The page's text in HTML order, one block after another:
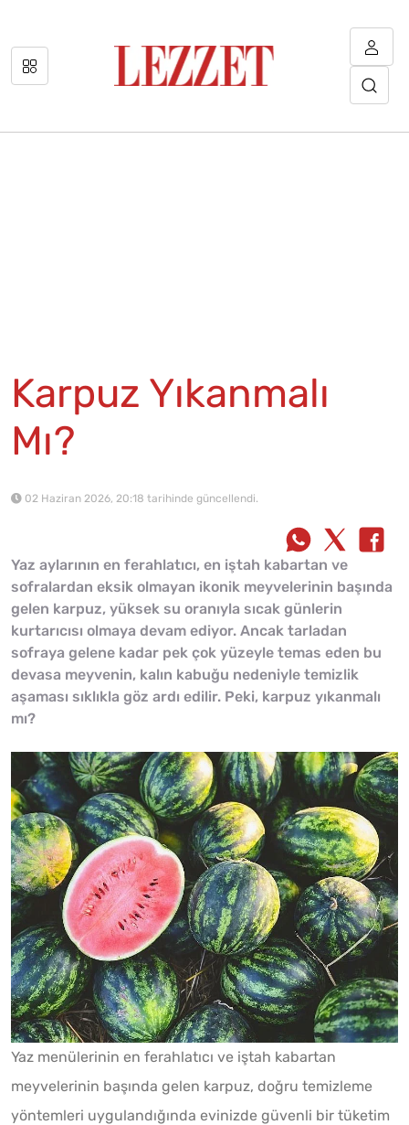
Karpuz Yıkanmalı
Mı?
02 Haziran 2026, 20:18 tarihinde güncellendi.
Yaz aylarının en ferahlatıcı, en iştah kabartan ve
sofralardan eksik olmayan ikonik meyvelerinin başında
gelen karpuz, yüksek su oranıyla sıcak günlerin
kurtarıcısı olmaya devam ediyor. Ancak tarladan
sofraya gelene kadar pek çok yüzeyle temas eden bu
devasa meyvenin, kalın kabuğu nedeniyle temizlik
aşaması sıklıkla göz ardı edilir. Peki, karpuz yıkanmalı
mı?
Yaz menülerinin en ferahlatıcı ve iştah kabartan
meyvelerinin başında gelen karpuz, doğru temizleme
yöntemleri uygulandığında evinizde güvenli bir tüketim